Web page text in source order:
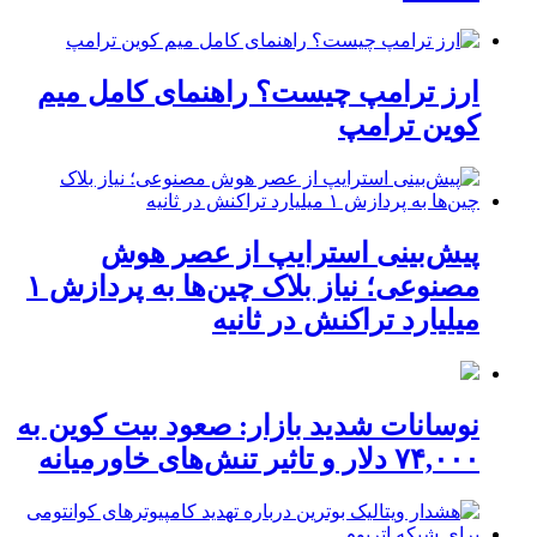
ارز ترامپ چیست؟ راهنمای کامل میم
کوین ترامپ
پیش‌بینی استرایپ از عصر هوش
مصنوعی؛ نیاز بلاک چین‌ها به پردازش ۱
میلیارد تراکنش در ثانیه
نوسانات شدید بازار: صعود بیت کوین به
۷۴,۰۰۰ دلار و تاثیر تنش‌های خاورمیانه